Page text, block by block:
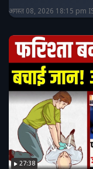
अगस्त 08, 2026 18:15 pm
27:38